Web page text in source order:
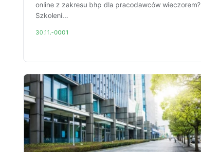
online z zakresu bhp dla pracodawców wieczorem?
Szkoleni...
30.11.-0001